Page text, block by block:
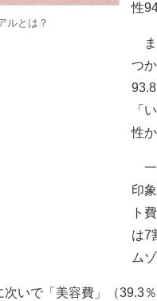
ルとは？
性
ま
つ
「
性
一
印
ト
は7
ム
いで「美容費」（39.3